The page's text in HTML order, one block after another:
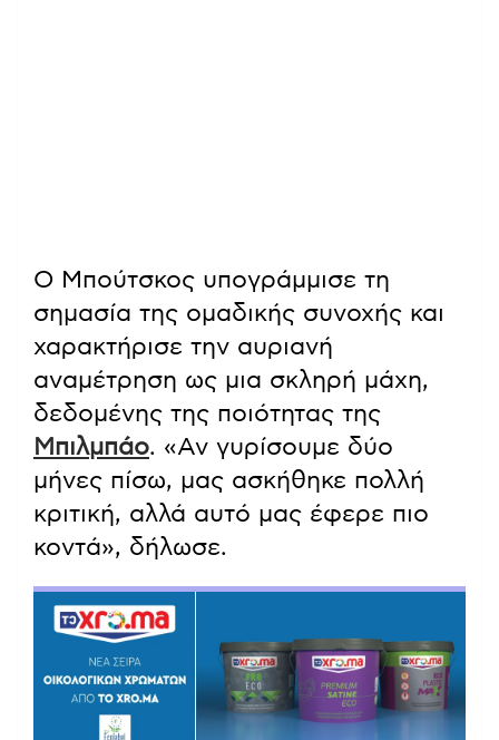
Ο Μπούτσκος υπογράμμισε τη
σημασία της ομαδικής συνοχής και
χαρακτήρισε την αυριανή
αναμέτρηση ως μια σκληρή μάχη,
δεδομένης της ποιότητας της
Μπιλμπάο. «Αν γυρίσουμε δύο
μήνες πίσω, μας ασκήθηκε πολλή
κριτική, αλλά αυτό μας έφερε πιο
κοντά», δήλωσε.